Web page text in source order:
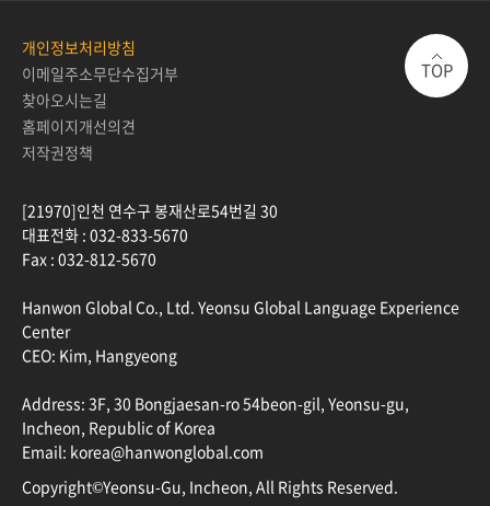
개인정보처리방침
이메일주소무단수집거부
찾아오시는길
홈페이지개선의견
저작권정책
[21970]인천 연수구 봉재산로54번길 30
대표전화 : 032-833-5670
Fax : 032-812-5670
Hanwon Global Co., Ltd. Yeonsu Global Language Experience
Center
CEO: Kim, Hangyeong
Address: 3F, 30 Bongjaesan-ro 54beon-gil, Yeonsu-gu,
Incheon, Republic of Korea
Email: korea@hanwonglobal.com
Copyright©Yeonsu-Gu, Incheon, All Rights Reserved.
TOP